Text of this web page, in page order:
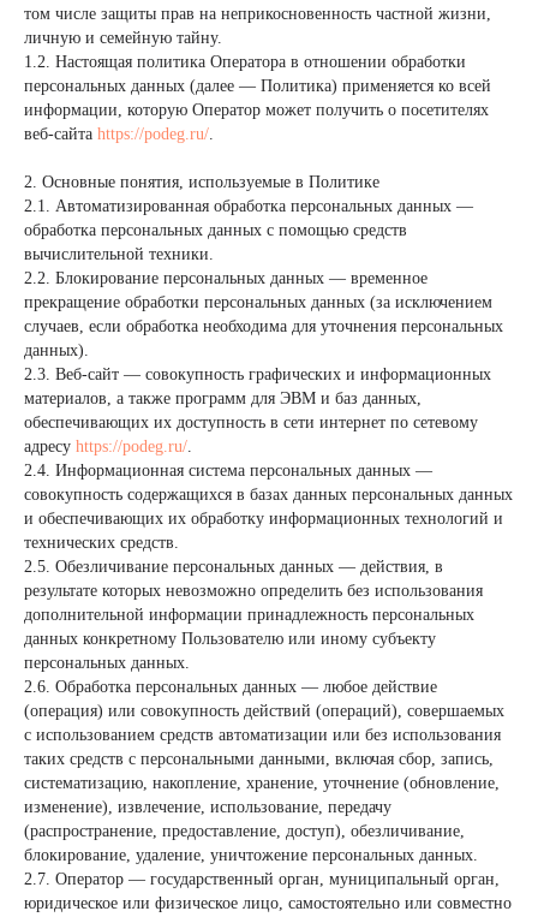
том числе защиты прав на неприкосновенность частной жизни,
личную и семейную тайну.
1.2. Настоящая политика Оператора в отношении обработки
персональных данных (далее — Политика) применяется ко всей
информации, которую Оператор может получить о посетителях
веб-сайта https://podeg.ru/.
2. Основные понятия, используемые в Политике
2.1. Автоматизированная обработка персональных данных —
обработка персональных данных с помощью средств
вычислительной техники.
2.2. Блокирование персональных данных — временное
прекращение обработки персональных данных (за исключением
случаев, если обработка необходима для уточнения персональных
данных).
2.3. Веб-сайт — совокупность графических и информационных
материалов, а также программ для ЭВМ и баз данных,
обеспечивающих их доступность в сети интернет по сетевому
адресу https://podeg.ru/.
2.4. Информационная система персональных данных —
совокупность содержащихся в базах данных персональных данных
и обеспечивающих их обработку информационных технологий и
технических средств.
2.5. Обезличивание персональных данных — действия, в
результате которых невозможно определить без использования
дополнительной информации принадлежность персональных
данных конкретному Пользователю или иному субъекту
персональных данных.
2.6. Обработка персональных данных — любое действие
(операция) или совокупность действий (операций), совершаемых
с использованием средств автоматизации или без использования
таких средств с персональными данными, включая сбор, запись,
систематизацию, накопление, хранение, уточнение (обновление,
изменение), извлечение, использование, передачу
(распространение, предоставление, доступ), обезличивание,
блокирование, удаление, уничтожение персональных данных.
2.7. Оператор — государственный орган, муниципальный орган,
юридическое или физическое лицо, самостоятельно или совместно